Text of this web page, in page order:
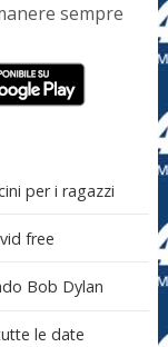
sempre
per i ragazzi
free
Bob Dylan
le date